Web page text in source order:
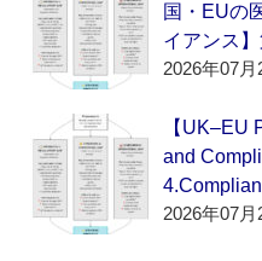
国・EUの
イアンス
2026年07
【UK–EU
and
2026年07